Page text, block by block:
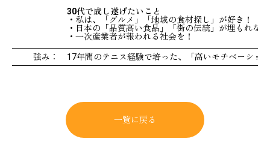
会社概要
スタッフ
30代で成し遂げたいこと
・私は、「グルメ」「地域の食材探し」が好き！
・日本の「品質高い食品」「街の伝統」が埋もれな
・一次産業者が報われる社会を！
強み： 17年間のテニス経験で培った、「高いモチベーショ
一覧に戻る